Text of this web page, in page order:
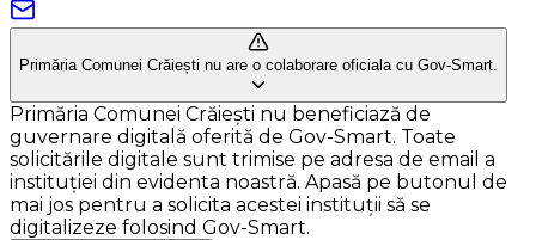
Primăria Comunei Crăiești nu are o colaborare oficiala cu Gov-Smart.
Primăria Comunei Crăiești nu beneficiază de
guvernare digitală oferită de Gov-Smart. Toate
solicitările digitale sunt trimise pe adresa de email a
instituției din evidenta noastră. Apasă pe butonul de
mai jos pentru a solicita acestei instituții să se
digitalizeze folosind Gov-Smart.